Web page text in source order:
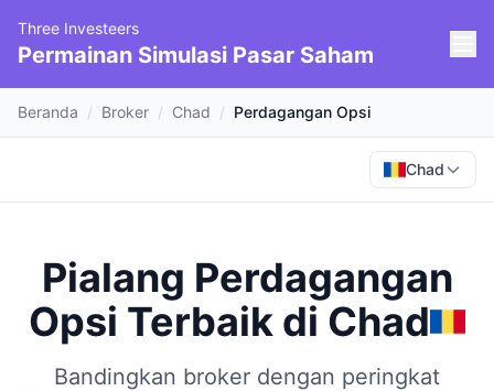
Three Investeers
Permainan Simulasi Pasar Saham
Beranda / Broker / Chad / Perdagangan Opsi
Chad
Pialang Perdagangan
Opsi Terbaik di Chad
Bandingkan broker dengan peringkat